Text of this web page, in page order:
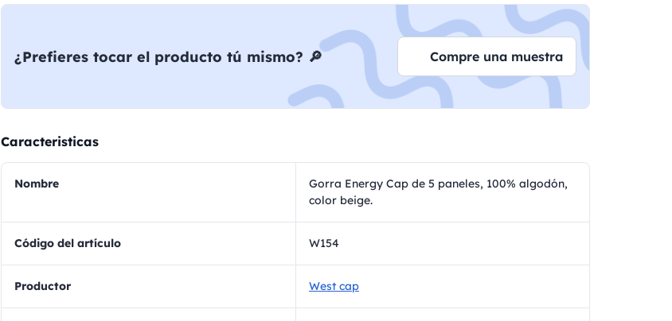
¿Prefieres tocar el producto tú mismo? 🔎 Compre una muestra
Caracteristicas
Nombre
Gorra Energy Cap de 5 paneles, 100% algodón,
color beige.
Código del artículo W154
Productor West cap